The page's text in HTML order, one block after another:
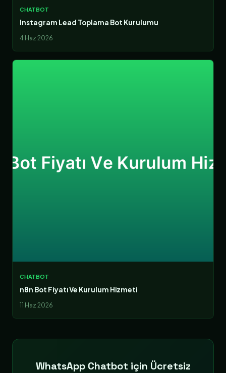
CHATBOT
Instagram Lead Toplama Bot Kurulumu
4 Haz 2026
CHATBOT
n8n Bot Fiyatı Ve Kurulum Hizmeti
11 Haz 2026
WhatsApp Chatbot için Ücretsiz